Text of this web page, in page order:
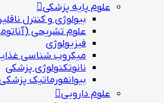
علوم پایه پزشکی
بیولوژی و کنترل
علوم تشریحی
فیزیولوژی
ميكروب شناسی
نانوتکنولوژی پزشکی
بيوانفورماتيك
علوم دارویی